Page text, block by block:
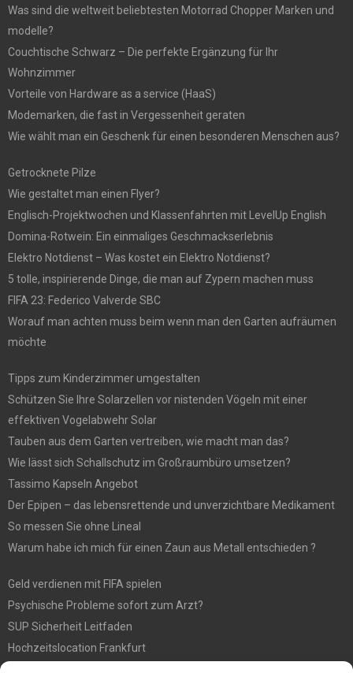
Was sind die weltweit beliebtesten Motorrad Chopper Marken und
modelle?
Couchtische Schwarz – Die perfekte Ergänzung für Ihr
Wohnzimmer
Vorteile von Hardware as a service (HaaS)
Modemarken, die fast in Vergessenheit geraten
Wie wählt man ein Geschenk für einen besonderen Menschen aus?
Getrocknete Pilze
Wie gestaltet man einen Flyer?
Englisch-Projektwochen und Klassenfahrten mit LevelUp English
Domina-Rotwein: Ein einmaliges Geschmackserlebnis
Elektro Notdienst – Was kostet ein Elektro Notdienst?
5 tolle, inspirierende Dinge, die man auf Zypern machen muss
FIFA 23: Federico Valverde SBC
Worauf man achten muss beim wenn man den Garten aufräumen
möchte
Tipps zum Kinderzimmer umgestalten
Schützen Sie Ihre Solarzellen vor nistenden Vögeln mit einer
effektiven Vogelabwehr Solar
Tauben aus dem Garten vertreiben, wie macht man das?
Wie lässt sich Schallschutz im Großraumbüro umsetzen?
Tassimo Kapseln Angebot
Der Epipen – das lebensrettende und unverzichtbare Medikament
So messen Sie ohne Lineal
Warum habe ich mich für einen Zaun aus Metall entschieden ?
Geld verdienen mit FIFA spielen
Psychische Probleme sofort zum Arzt?
SUP Sicherheit Leitfaden
Hochzeitslocation Frankfurt